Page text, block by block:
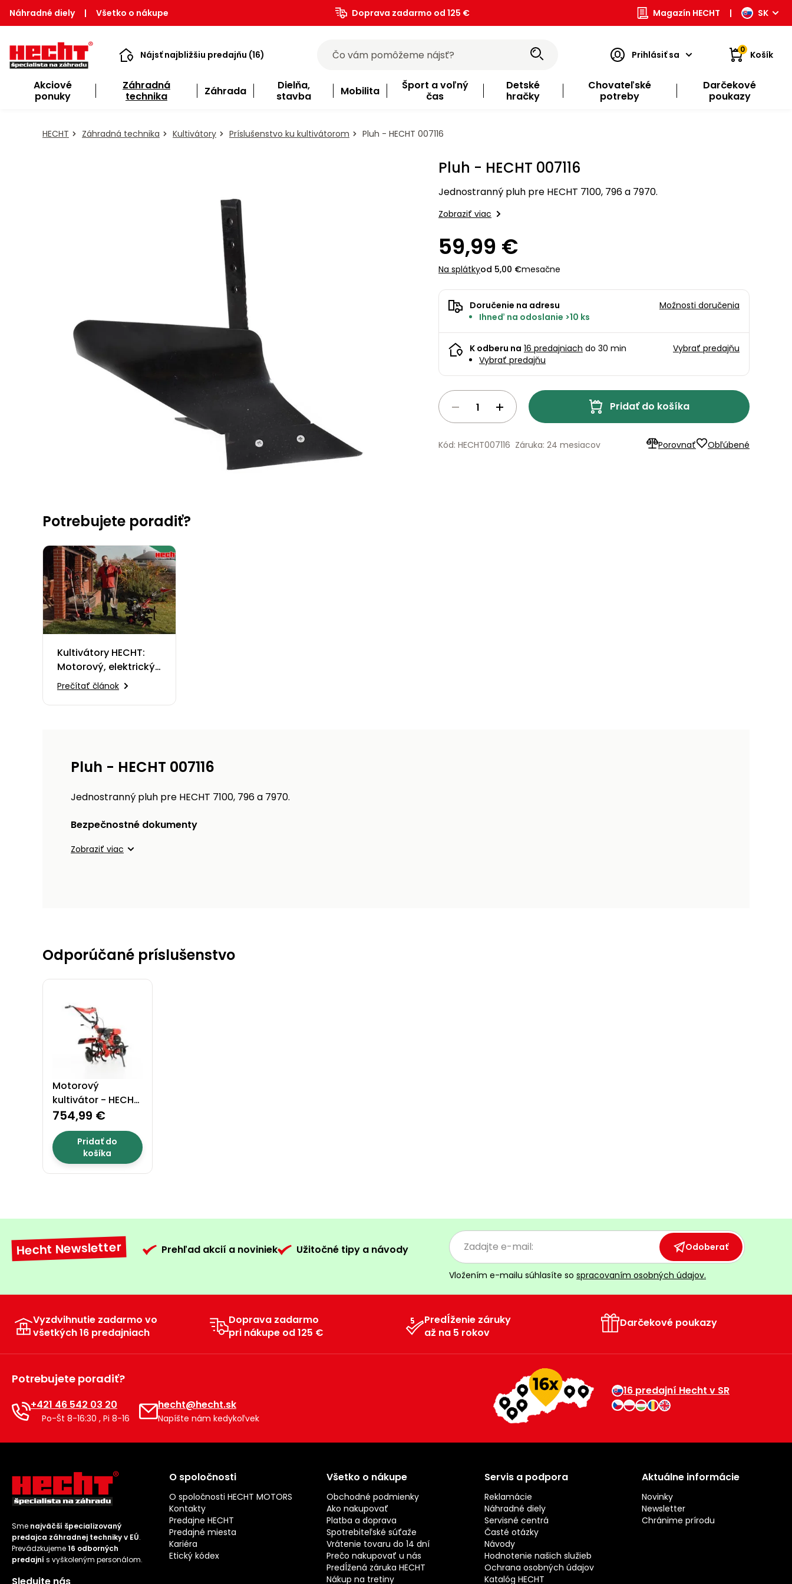
Náhradné diely | Všetko o nákupe Doprava zadarmo od 125 € Magazín HECHT | SK
Nájsť najbližšiu predajňu (16) Prihlásiť sa 0 Košík
Akciové
ponuky
Záhradná
technika
Záhrada
Dielňa,
stavba
Mobilita
Šport a voľný
čas
Detské
hračky
Chovateľské
potreby
Darčekové
poukazy
HECHT Záhradná technika Kultivátory Príslušenstvo ku kultivátorom Pluh - HECHT 007116
Pluh - HECHT 007116
Jednostranný pluh pre HECHT 7100, 796 a 7970.
Zobraziť viac
59,99 €
Na splátkyod 5,00 €mesačne
Doručenie na adresu
Ihneď na odoslanie >10 ks
Možnosti doručenia
K odberu na 16 predajniach do 30 min
Vybrať predajňu
Vybrať predajňu
Pridať do košíka
Porovnať Obľúbené
Kód: HECHT007116 Záruka: 24 mesiacov
Potrebujete poradiť?
Kultivátory HECHT:
Motorový, elektrický
alebo
Prečítať článok
Pluh - HECHT 007116
Jednostranný pluh pre HECHT 7100, 796 a 7970.
Bezpečnostné dokumenty
Zobraziť viac
Odporúčané príslušenstvo
Motorový
kultivátor - HECHT
7100
754,99 €
Pridať do
košíka
Hecht Newsletter Prehľad akcií a noviniek Užitočné tipy a návody Odoberať
Vložením e-mailu súhlasíte so spracovaním osobných údajov.
Vyzdvihnutie zadarmo vo
všetkých 16 predajniach
Doprava zadarmo
pri nákupe od 125 €
Predĺženie záruky
až na 5 rokov
Darčekové poukazy
Potrebujete poradiť?
+421 46 542 03 20
Po-Št 8-16:30 , Pi 8-16
hecht@hecht.sk
Napíšte nám kedykoľvek
16 predajní Hecht v SR
Sme najväčší špecializovaný
predajca záhradnej techniky v EÚ.
Prevádzkujeme16 odborných
predajní s vyškoleným personálom.
Sledujte nás
O spoločnosti
O spoločnosti HECHT MOTORS
Kontakty
Predajne HECHT
Predajné miesta
Kariéra
Etický kódex
Všetko o nákupe
Obchodné podmienky
Ako nakupovať
Platba a doprava
Spotrebiteľské súťaže
Vrátenie tovaru do 14 dní
Prečo nakupovať u nás
Predĺžená záruka HECHT
Nákup na tretiny
Servis a podpora
Reklamácie
Náhradné diely
Servisné centrá
Časté otázky
Návody
Hodnotenie našich služieb
Ochrana osobných údajov
Katalóg HECHT
Aktuálne informácie
Novinky
Newsletter
Chránime prírodu